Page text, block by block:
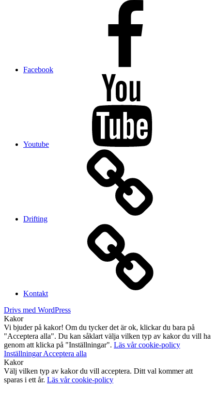
Facebook
Youtube
Drifting
Kontakt
Drivs med WordPress
Kakor
Vi bjuder på kakor! Om du tycker det är ok, klickar du bara på
"Acceptera alla". Du kan såklart välja vilken typ av kakor du vill ha
genom att klicka på "Inställningar". Läs vår cookie-policy
InställningarAcceptera alla
Kakor
Välj vilken typ av kakor du vill acceptera. Ditt val kommer att
sparas i ett år. Läs vår cookie-policy